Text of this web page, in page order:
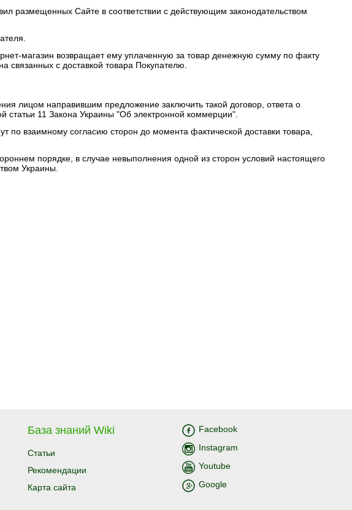
размещенных Сайте в соответствии с действующим законодательством
магазин возвращает ему уплаченную за товар денежную сумму по факту
связанных с доставкой товара Покупателю.
лицом направившим предложение заключить такой договор, ответа о
статьи 11 Закона Украины "Об электронной коммерции".
по взаимному согласию сторон до момента фактической доставки товара,
порядке, в случае невыполнения одной из сторон условий настоящего
Украины.
База знаний Wiki
Статьи
Рекомендации
Карта сайта
Facebook
Instagram
Youtube
Google